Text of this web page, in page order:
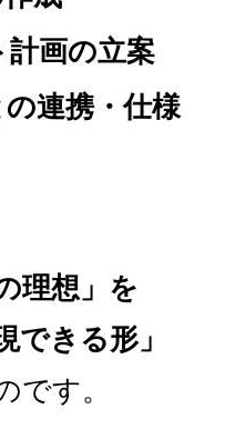
画の立案
連携・仕様
理想」を
できる形」
です。